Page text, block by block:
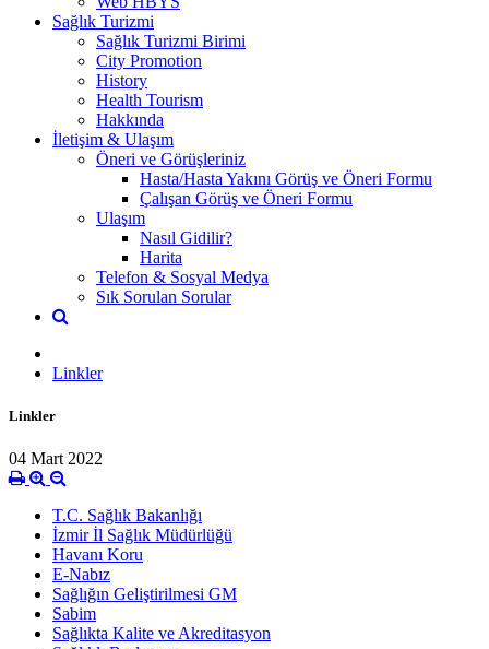
Sağlık Turizmi
Sağlık Turizmi Birimi
City Promotion
History
Health Tourism
Hakkında
İletişim & Ulaşım
Öneri ve Görüşleriniz
Hasta/Hasta Yakını Görüş ve Öneri Formu
Çalışan Görüş ve Öneri Formu
Ulaşım
Nasıl Gidilir?
Harita
Telefon & Sosyal Medya
Sık Sorulan Sorular
Linkler
Linkler
04 Mart 2022
T.C. Sağlık Bakanlığı
İzmir İl Sağlık Müdürlüğü
Havanı Koru
E-Nabız
Sağlığın Geliştirilmesi GM
Sabim
Sağlıkta Kalite ve Akreditasyon